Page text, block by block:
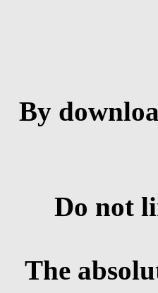
By
Do not
The